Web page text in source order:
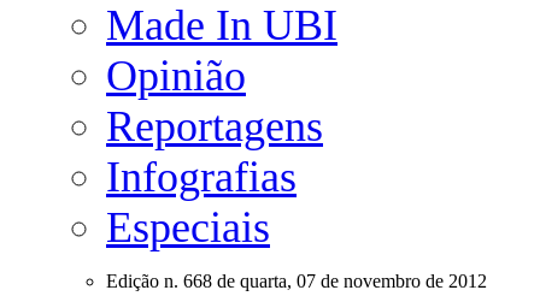
Made In UBI
Opinião
Reportagens
Infografias
Especiais
Edição n. 668 de quarta, 07 de novembro de 2012